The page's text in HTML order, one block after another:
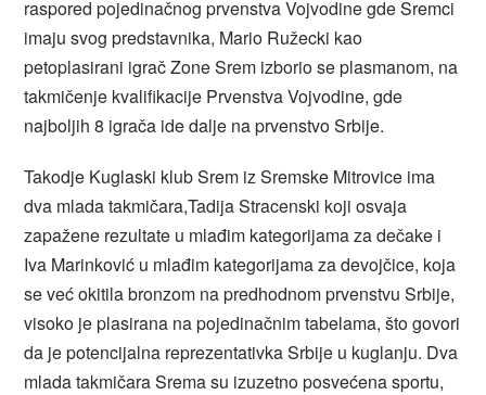
raspored pojedinačnog prvenstva Vojvodine gde Sremci
imaju svog predstavnika, Mario Ružecki kao
petoplasirani igrač Zone Srem izborio se plasmanom, na
takmičenje kvalifikacije Prvenstva Vojvodine, gde
najboljih 8 igrača ide dalje na prvenstvo Srbije.
Takodje Kuglaski klub Srem iz Sremske Mitrovice ima
dva mlada takmičara,Tadija Stracenski koji osvaja
zapažene rezultate u mlađim kategorijama za dečake i
Iva Marinković u mlađim kategorijama za devojčice, koja
se već okitila bronzom na predhodnom prvenstvu Srbije,
visoko je plasirana na pojedinačnim tabelama, što govori
da je potencijalna reprezentativka Srbije u kuglanju. Dva
mlada takmičara Srema su izuzetno posvećena sportu,